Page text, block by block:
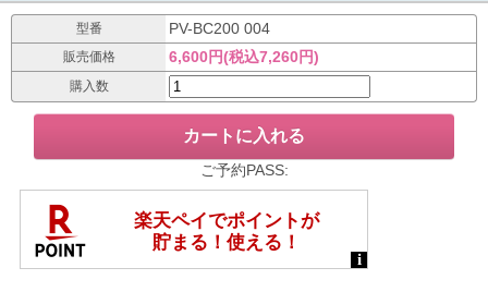
型番 PV-BC200 004
販売価格 6,600円(税込7,260円)
購入数
ご予約PASS: